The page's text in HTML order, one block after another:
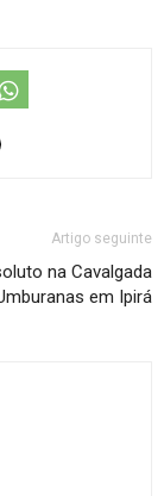
Artigo seguinte
na Cavalgada
em Ipirá